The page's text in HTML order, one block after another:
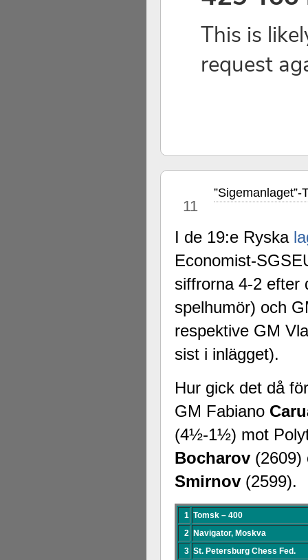
11
I de 19:e Ryska
Economist-
siffrorna 4-2
spelhumör) och
respektive GM
sist i inlägget).
Hur gick det då
GM Fabiano
(4½-1½) mot
Bocharov
Smirnov (2599).
1 Tomsk – 400
2 Navigator, Moskva
3 St. Petersburg Chess Fed.